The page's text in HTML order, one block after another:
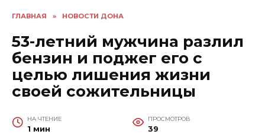
ГЛАВНАЯ » НОВОСТИ ДОНА
53-летний мужчина разлил
бензин и поджег его с
целью лишения жизни
своей сожительницы
НА ЧТЕНИЕ
1 мин
ПРОСМОТРОВ
39